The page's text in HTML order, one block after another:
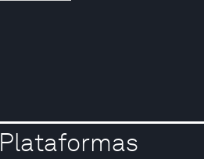
Plataformas